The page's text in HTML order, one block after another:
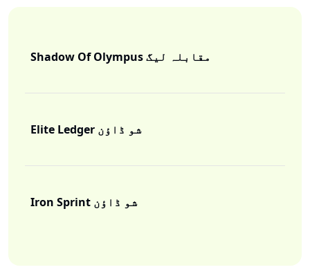
Shadow Of Olympus مقابلہ لیگ
Elite Ledger شو ڈاؤن
Iron Sprint شو ڈاؤن